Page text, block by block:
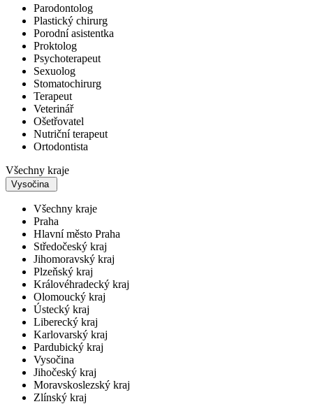
Parodontolog
Plastický chirurg
Porodní asistentka
Proktolog
Psychoterapeut
Sexuolog
Stomatochirurg
Terapeut
Veterinář
Ošetřovatel
Nutriční terapeut
Ortodontista
Všechny kraje
Vysočina
Všechny kraje
Praha
Hlavní město Praha
Středočeský kraj
Jihomoravský kraj
Plzeňský kraj
Královéhradecký kraj
Olomoucký kraj
Ústecký kraj
Liberecký kraj
Karlovarský kraj
Pardubický kraj
Vysočina
Jihočeský kraj
Moravskoslezský kraj
Zlínský kraj